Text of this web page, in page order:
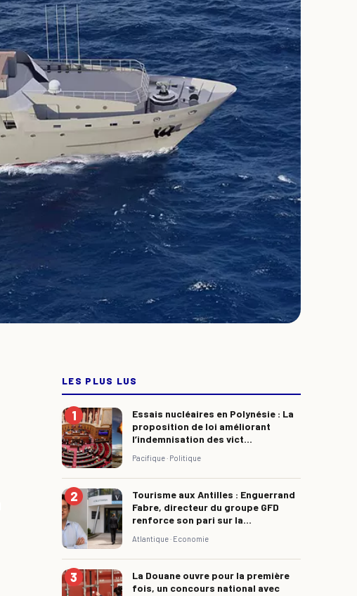
LES PLUS LUS
Essais nucléaires en Polynésie : La
proposition de loi améliorant
l’indemnisation des vict...
Pacifique · Politique
Tourisme aux Antilles : Enguerrand
Fabre, directeur du groupe GFD
renforce son pari sur la...
Atlantique · Economie
La Douane ouvre pour la première
fois, un concours national avec